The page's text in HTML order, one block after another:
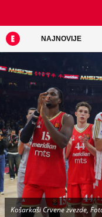
NAJNOVIJE
Košarkaši Crvene zvezde,